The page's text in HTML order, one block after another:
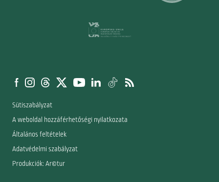
Sütiszabályzat
A weboldal hozzáférhetőségi nyilatkozata
Általános feltételek
Adatvédelmi szabályzat
Produkciók: Ar©tur